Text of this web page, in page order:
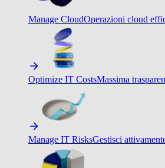
Manage CloudOperazioni cloud
Optimize IT CostsMassima
Manage IT RisksGestisci